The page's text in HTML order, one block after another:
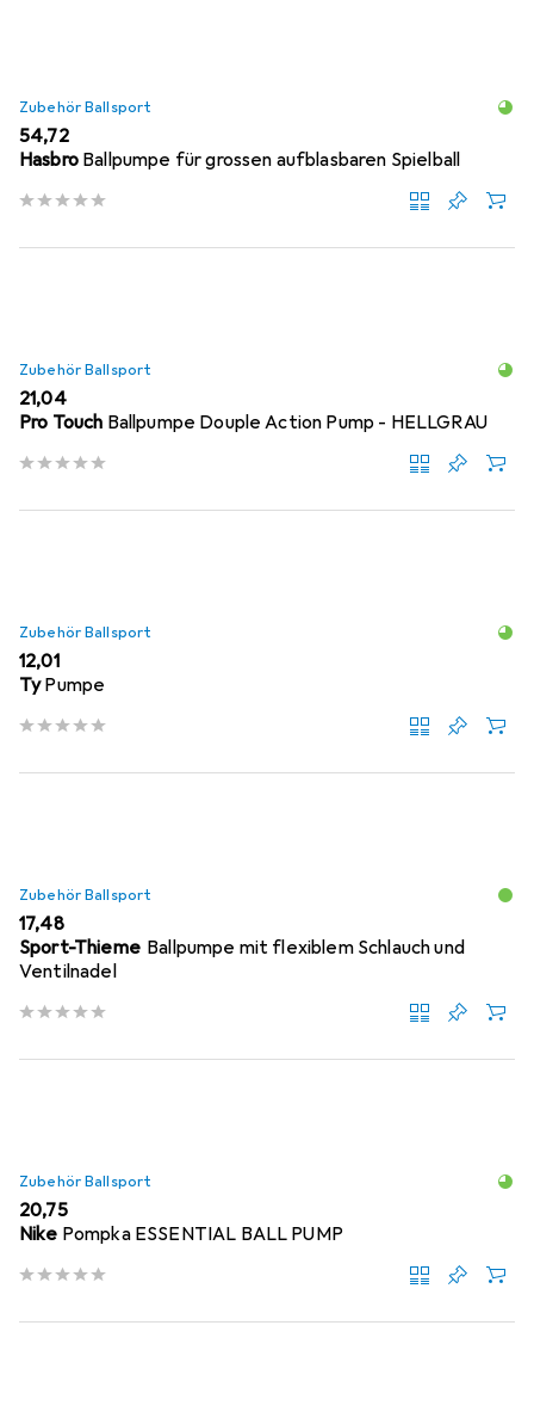
Zubehör Ballsport
EUR
54,72
Hasbro Ballpumpe für grossen aufblasbaren Spielball
Zubehör Ballsport
EUR
21,04
Pro Touch Ballpumpe Douple Action Pump - HELLGRAU
Zubehör Ballsport
EUR
12,01
TyPumpe
Zubehör Ballsport
EUR
17,48
Sport-Thieme Ballpumpe mit flexiblem Schlauch und
Ventilnadel
Zubehör Ballsport
EUR
20,75
Nike Pompka ESSENTIAL BALL PUMP